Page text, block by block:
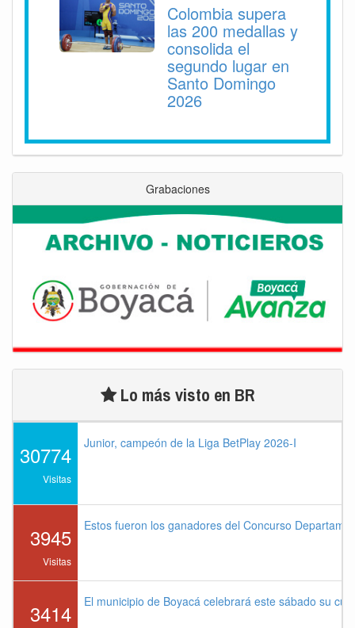
Colombia supera
las 200 medallas y
consolida el
segundo lugar en
Santo Domingo
2026
Grabaciones
Lo más visto en BR
30774
Visitas
Junior, campeón de la Liga BetPlay 2026-I
3945
Visitas
Estos fueron los ganadores del Concurso
3414 El municipio de Boyacá celebrará este sábado su